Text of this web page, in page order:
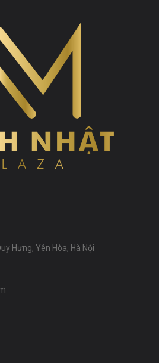
Hưng, Yên Hòa, Hà Nội